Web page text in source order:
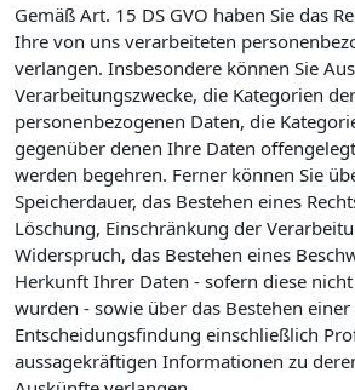
Gemäß Art. 15 DS GVO haben Sie das
Ihre von uns verarbeiteten
verlangen. Insbesondere können Sie
Verarbeitungszwecke, die Kategorien der
personenbezogenen Daten, die
gegenüber denen Ihre Daten
werden begehren. Ferner können Sie
Speicherdauer, das Bestehen eines
Löschung, Einschränkung der
Widerspruch, das Bestehen eines
Herkunft Ihrer Daten - sofern diese
wurden - sowie über das Bestehen
Entscheidungsfindung einschließlich
aussagekräftigen Informationen zu